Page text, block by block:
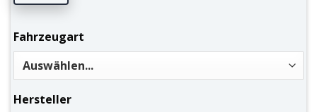
Fahrzeugart
Hersteller